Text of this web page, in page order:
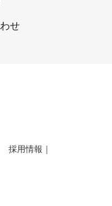
せ
採用情報